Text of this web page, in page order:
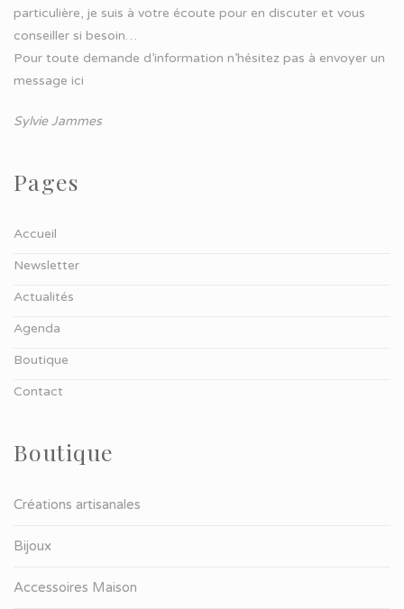
particulière, je suis à votre écoute pour en discuter et vous
conseiller si besoin…
Pour toute demande d’information n’hésitez pas à envoyer un
message ici
Sylvie Jammes
Pages
Accueil
Newsletter
Actualités
Agenda
Boutique
Contact
Boutique
Créations artisanales
Bijoux
Accessoires Maison